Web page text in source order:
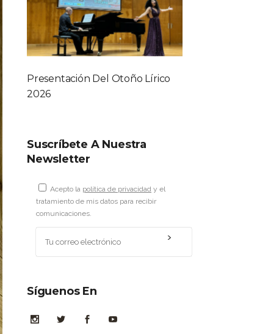
Presentación Del Otoño Lírico
2026
Suscríbete A Nuestra
Newsletter
Acepto la política de privacidad y el
tratamiento de mis datos para recibir
comunicaciones.
Síguenos En